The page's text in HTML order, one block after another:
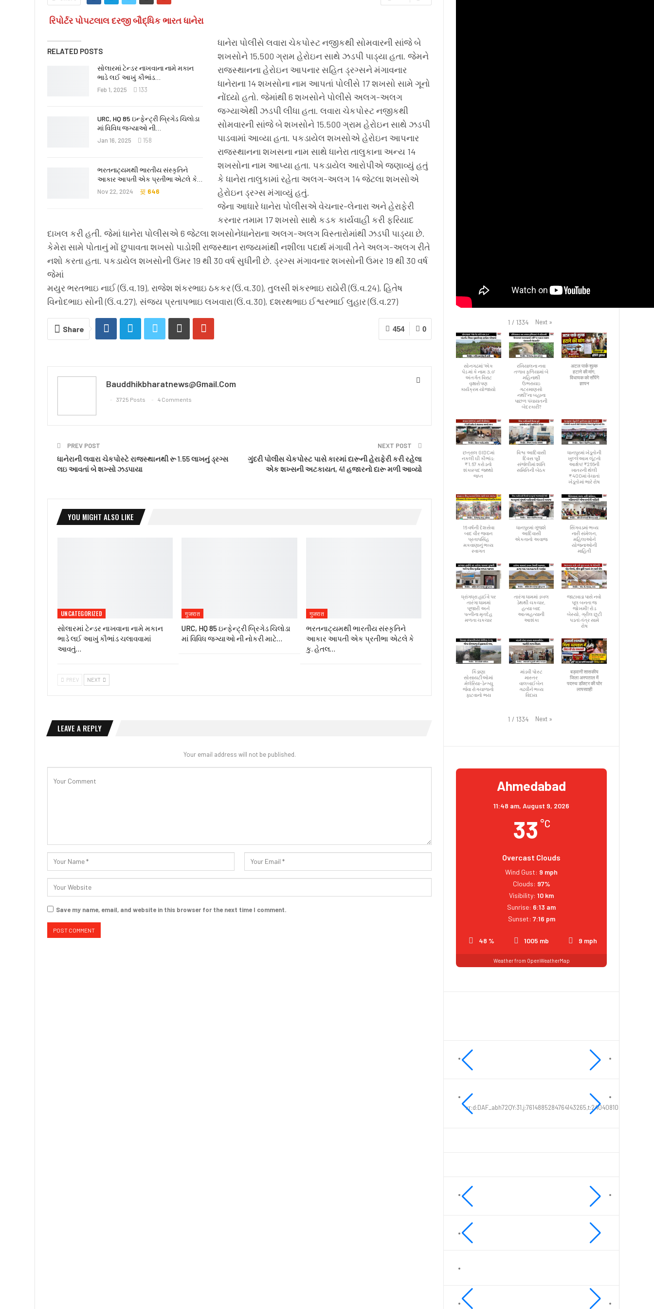
રિપોર્ટર પોપટલાલ દરજી બૌદ્ધિક ભારત ધાનેરા
RELATED POSTS
સોલારમાં ટેન્ડર નાખવાના નામે મકાન
ભાડે લઈ આખું કૌભાંડ…
Feb 1, 2025 133
URC, HQ 85 ઇન્ફેન્ટ્રી બ્રિગેડ ચિલોડા
માં વિવિધ જગ્યાઓ ની…
Jan 16, 2025 158
ભરતનાટ્યમથી ભારતીય સંસ્કૃતિને
આકાર આપતી એક પ્રતીભા એટલે કે‌…
Nov 22, 2024 646
ધાનેરા પોલીસે લવારા ચેકપોસ્ટ નજીકથી સોમવારની સાંજે બે
શખસોને 15,500 ગ્રામ હેરોઇન સાથે ઝડપી પાડ્યા હતા. જેમને
રાજસ્થાનના હેરોઇન આપનાર સહિત ડ્રગ્સને મંગાવનાર
ધાનેરાના 14 શખસોના નામ આપતાં પોલીસે 17 શખસો સામે ગૂનો
નોંધ્યો હતો. જેમાંથી 6 શખસોને પોલીસે અલગ-અલગ
જગ્યાએથી ઝડપી લીધા હતા. લવારા ચેકપોસ્ટ નજીકથી
સોમવારની સાંજે બે શખસોને 15.500 ગ્રામ હેરોઇન સાથે ઝડપી
પાડવામાં આવ્યા હતા. પકડાયેલ શખસોએ હેરોઇન આપનાર
રાજસ્થાનના શખસના નામ સાથે ધાનેરા તાલુકાના અન્ય 14
શખસોના નામ આપ્યા હતા. પકડાયેલ આરોપીએ જણાવ્યું હતું
કે ધાનેરા તાલુકામાં રહેતા અલગ-અલગ 14 જેટલા શખસોએ
હેરોઇન ડ્રગ્સ મંગાવ્યું હતું.
જેના આધારે ધાનેરા પોલીસએ વેચનાર-લેનારા અને હેરાફેરી
કરનાર તમામ 17 શખસો સાથે કડક કાર્યવાહી કરી ફરિયાદ
દાખલ કરી હતી. જેમાં ધાનેરા પોલીસએ 6 જેટલા શખસોનેધાનેરાના અલગ-અલગ વિસ્તારોમાંથી ઝડપી પાડ્યા છે.
કેમેરા સામે પોતાનું મોં છુપાવતા શખસો પાડોશી રાજસ્થાન રાજ્યમાંથી નશીલા પદાર્થ મંગાવી તેને અલગ-અલગ રીતે
નશો કરતા હતા. પકડાયેલ શખસોની ઉંમર 19 થી 30 વર્ષ સુધીની છે. ડ્રગ્સ મંગાવનાર શખસોની ઉમર 19 થી 30 વર્ષ
જેમાં
મયુર ભરતભાઇ નાઈ (ઉં.વ.19), રાજેશ શંકરભાઇ ઠકકર (ઉં.વ.30), તુલસી શંકરભાઇ રાઠોરી (ઉં.વ.24), હિતેષ
વિનોદભાઇ સોની (ઉં.વ.27), સંજય પ્રતાપભાઇ લખવારા (ઉં.વ.30), દશરથભાઇ ઈશ્વરભાઈ લુહાર (ઉં.વ.27)
0
454
Share
Bauddhikbharatnews@gmail.com
3725 Posts 4 Comments
PREV POST
ધાનેરાની લવારા ચેકપોસ્ટે રાજસ્થાનથી રૂ 1.55 લાખનું ડ્રગ્સ
લઇ આવતાં બે શખ્સો ઝડપાયા
NEXT POST
ગુંદરી પોલીસ ચેકપોસ્ટ પાસે કારમાં દારૂની હેરાફેરી કરી રહેલા
એક શખ્સની અટકાયત, 41 હજારનો દારૂ મળી આવ્યો
YOU MIGHT ALSO LIKE
UNCATEGORIZED
સોલારમાં ટેન્ડર નાખવાના નામે મકાન
ભાડે લઈ આખું કૌભાંડ ચલાવવામાં
આવતું…
गुजरात
URC, HQ 85 ઇન્ફેન્ટ્રી બ્રિગેડ ચિલોડા
માં વિવિધ જગ્યાઓ ની નોકરી માટે…
गुजरात
ભરતનાટ્યમથી ભારતીય સંસ્કૃતિને
આકાર આપતી એક પ્રતીભા એટલે કે‌
કુ. હેતલ…
PREV NEXT
LEAVE A REPLY
Your email address will not be published.
Save my name, email, and website in this browser for the next time I comment.
1 / 1334 Next »
સોનગઢમાં ‘એક
પેડ માં કે નામ ૩.૦'
અંતર્ગત વિરાટ
વૃક્ષારોપણ
કાર્યક્રમ યોજાયો
રખિયાલના નવા
તળાવ ફળિયામાં બે
મહિનાથી
ઉભરાયઇ
ગટરમાણસો
નથી”ના બહાના
પાછળ પંચાયતની
બેદરકારી?
अटल पार्क शुल्क
हटाने की मांग,
विधायक को सौंपेंगे
ज्ञापन
છત્રાલ GIDCમાં
નકલી ઘી કૌભાંડ:
₹1.67 કરોડનો
શંકાસ્પદ જથ્થો
જપ્ત
વિશ્વ આદિવાસી
દિવસ પૂર્વે
સંજેલીમાં શાંતિ
સમિતિની બેઠક
ધાનપુરમાં ખેડૂતોની
ખુલ્લેઆમ લૂંટનો
આક્ષેપ! ₹266ની
ખાતરની થેલી
₹400માં વેચાતાં
ખેડૂતોમાં ભારે રોષ
16 વર્ષની દેશસેવા
બાદ વીર જવાન
પ્રતાપસિંહ
મકવાણાનું ભવ્ય
સ્વાગત
ધાનપુરમાં ગૂંજશે
આદિવાસી
એકતાનો અવાજ
સિંગવડમાં ભવ્ય
નારી સંમેલન,
મહિલાઓને
યોજનાઓની
માહિતી
ધ્રાંગધ્રા હાઈવે પર
તારંગા ધામમાં
પૂજારી અને
પત્નીના મૃતદેહ
મળતા ચકચાર
તારંગા ધામમાં ડબલ
ડેથથી ચકચાર,
હત્યા બાદ
આત્મહત્યાની
આશંકા
જાટાવાડા પાસે નવો
પૂલ બનતા જ
જોખમી! રોડ
બેસ્યો, ગ્રીલ છૂટી
પડતાં તંત્ર સામે
રોષ
કિડાણા
સોસાયટીઓમાં
મેલેરિયા-ડેન્ગ્યુ
જેવા રોગચાળાનો
ફાટવાનો ભય
માંડવી પોસ્ટ
માસ્તર
વાલબાઈબેન
ગઢવીને ભવ્ય
વિદાય
बड़वानी शासकीय
जिला अस्पताल में
पदस्थ डॉक्टर की घोर
लापरवाही
1 / 1334 Next »
Ahmedabad
11:48 am, August 9, 2026
33 °C
Overcast Clouds
48 % 1005 mb 9 mph
Wind Gust: 9 mph
Clouds: 97%
Visibility: 10 km
Sunrise: 6:13 am
Sunset: 7:16 pm
Weather from OpenWeatherMap
xr:d:DAF_abh72QY:31,j:7614885284764143265,t:24040810